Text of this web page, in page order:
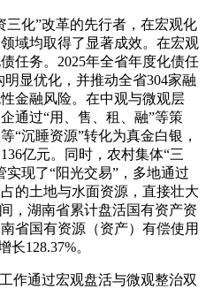
三化”改革的先行者，在宏观化
域均取得了显著成效。在宏观
任务。2025年全省年度化债任
显优化，并推动全省304家融
金融风险。在中观与微观层
通过“用、售、租、融”等策
“沉睡资源”转化为真金白银，
亿元。同时，农村集体“三
现了“阳光交易”，多地通过
的土地与水面资源，直接壮大
，湖南省累计盘活国有资产资
省国有资源（资产）有偿使用
长128.37%。
作通过宏观盘活与微观整治双